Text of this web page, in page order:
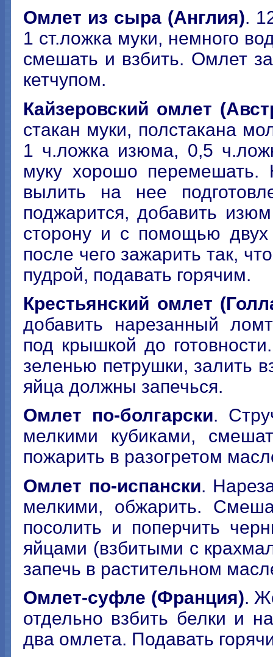
Омлет из сыра (Англия).
1 ст.ложка муки, немного
смешать и взбить. Омлет
кетчупом.
Кайзеровский омлет
стакан муки, полстакана
1 ч.ложка изюма, 0,5
муку хорошо перемешать.
вылить на нее
поджарится, добавить
сторону и с помощью двух
после чего зажарить так,
пудрой, подавать горячим.
Крестьянский омлет
добавить нарезанный
под крышкой до
зеленью петрушки, залить
яйца должны запечься.
Омлет по-болгарски.
мелкими кубиками,
пожарить в разогретом
Омлет по-испански.
мелкими, обжарить.
посолить и поперчить
яйцами (взбитыми с
запечь в растительном
Омлет-суфле (Франция).
отдельно взбить белки и
два омлета. Подавать